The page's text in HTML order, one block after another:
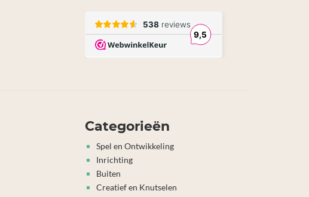
Categorieën
Spel en Ontwikkeling
Inrichting
Buiten
Creatief en Knutselen